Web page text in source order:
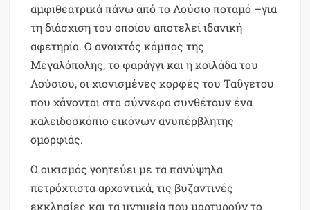
αμφιθεατρικά πάνω από το Λούσιο ποταμό –για
τη διάσχιση του οποίου αποτελεί ιδανική
αφετηρία. Ο ανοιχτός κάμπος της
Μεγαλόπολης, το φαράγγι και η κοιλάδα του
Λούσιου, οι χιονισμένες κορφές του Ταΰγετου
που χάνονται στα σύννεφα συνθέτουν ένα
καλειδοσκόπιο εικόνων ανυπέρβλητης
ομορφιάς.
Ο οικισμός γοητεύει με τα πανύψηλα
πετρόχτιστα αρχοντικά, τις βυζαντινές
εκκλησίες και τα μνημεία που μαρτυρούν το